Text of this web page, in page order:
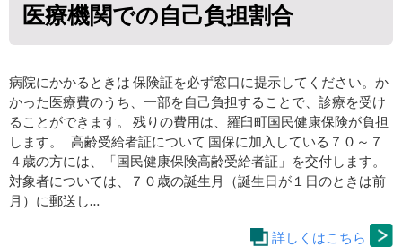
医療機関での自己負担割合
病院にかかるときは 保険証を必ず窓口に提示してください。か
かった医療費のうち、一部を自己負担することで、診療を受け
ることができます。 残りの費用は、羅臼町国民健康保険が負担
します。 高齢受給者証について 国保に加入している７０～７
４歳の方には、「国民健康保険高齢受給者証」を交付します。
対象者については、７０歳の誕生月（誕生日が１日のときは前
月）に郵送し…
詳しくはこちら